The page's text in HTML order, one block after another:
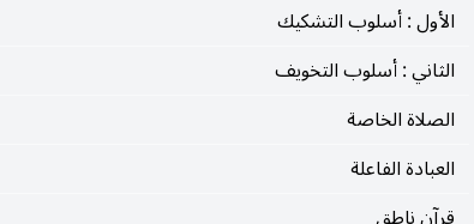
الأول : أسلوب التشكيك
الثاني : أسلوب التخويف
الصلاة الخاصة
العبادة الفاعلة